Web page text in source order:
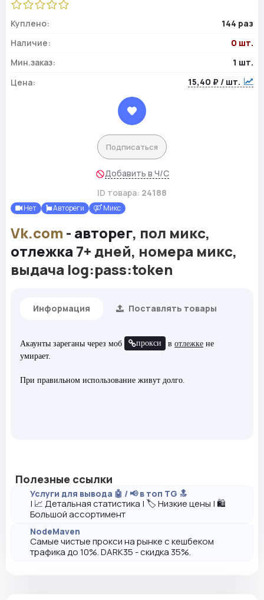
Куплено:
144 раз
Наличие:
0 шт.
Мин.заказ:
1 шт.
Цена:
15,40 ₽ / шт.
Подписаться
Добавить в Ч/С
ID товара: 24188
Нет Автореги Микс
Vk.com - авторег, пол микс,
отлежка 7+ дней, номера микс,
выдача log:pass:token
Информация Поставлять товары
Акаунты зареганы через моб прокси в отлежке не
умирает.
При правильном использование живут долго.
Полезные ссылки
Услуги для вывода 🤖 / 📢 в топ TG 🔝
| 📈 Детальная статистика | 🏷️ Низкие цены | 🛍️
Большой ассортимент
NodeMaven
Самые чистые прокси на рынке с кешбеком
трафика до 10%. DARK35 - скидка 35%.